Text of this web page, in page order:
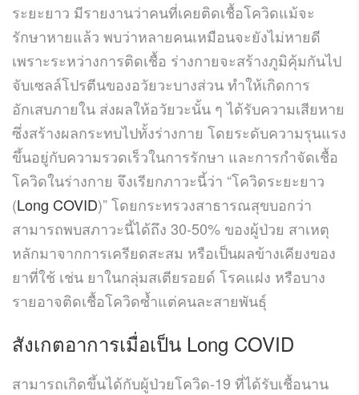
ระยะยาว มีรายงานว่าคนที่เคยติดเชื้อโควิดแม้จะ
รักษาหายแล้ว พบว่าหลายคนเหมือนจะยังไม่หายดี
เพราะระหว่างการติดเชื้อ ร่างกายจะสร้างภูมิคุ้มกันไป
จับเซลล์โปรตีนของอวัยวะบางส่วน ทำให้เกิดการ
อักเสบภายใน ส่งผลให้อวัยวะนั้น ๆ ได้รับความเสียหาย
ซึ่งสร้างผลกระทบไปทั้งร่างกาย โดยระดับความรุนแรง
ขึ้นอยู่กับความรวดเร็วในการรักษา และการกำจัดเชื้อ
โควิดในร่างกาย จึงเรียกภาวะนี้ว่า “โควิดระยะยาว
(Long COVID)” โดยกระทรวงสาธารณสุขบอกว่า
สามารถพบสภาวะนี้ได้ถึง 30-50% ของผู้ป่วย สาเหตุ
หลักมาจากการเครียดสะสม หรือเป็นผลข้างเคียงของ
ยาที่ใช้ เช่น ยาในกลุ่มสเตียรอยด์ โรคแฝง หรือบาง
รายอาจติดเชื้อโควิดซ้ำแต่คนละสายพันธุ์
สังเกตอาการเมื่อเป็น Long COVID
สามารถเกิดขึ้นได้กับผู้ป่วยโควิด-19 ที่ได้รับเชื้อนาน